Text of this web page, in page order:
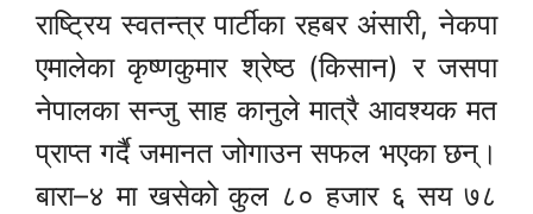
राष्ट्रिय स्वतन्त्र पार्टीका रहबर अंसारी, नेकपा
एमालेका कृष्णकुमार श्रेष्ठ (किसान) र जसपा
नेपालका सन्जु साह कानुले मात्रै आवश्यक मत
प्राप्त गर्दै जमानत जोगाउन सफल भएका छन्।
बारा–४ मा खसेको कुल ८० हजार ६ सय ७८